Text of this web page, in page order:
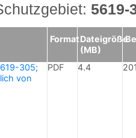
5619-
FormatDateigröße
(MB)
305;
von
PDF 4.4